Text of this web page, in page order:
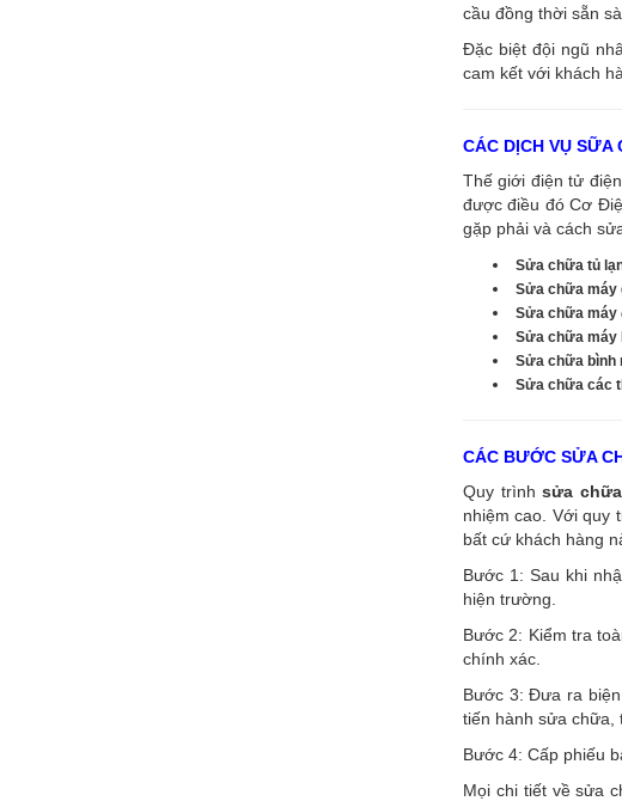
cầu đồng thời sẵn
Đặc biệt đội ngũ
cam kết với khách
CÁC DỊCH VỤ SỮA
Thế giới điện tử
được điều đó Cơ
gặp phải và cách
Sửa chữa tủ
Sửa chữa máy
Sửa chữa máy
Sửa chữa máy
Sửa chữa bình
Sửa chữa các
CÁC BƯỚC SỬA
Quy trình sửa chữa
nhiệm cao. Với quy
bất cứ khách hàng
Bước 1: Sau khi
hiện trường.
Bước 2: Kiểm tra
chính xác.
Bước 3: Đưa ra
tiến hành sửa chữa,
Bước 4: Cấp phiếu
Mọi chi tiết về sửa